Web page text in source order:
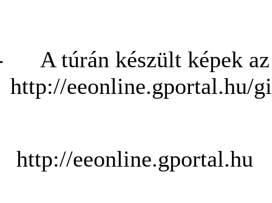
A túrán készült képek
http://eeonline.gportal.hu/
http://eeonline.gportal.hu